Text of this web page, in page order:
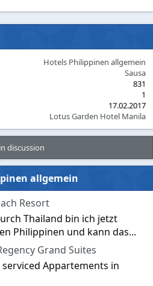
Hotels Philippinen allgemein
Sausa
831
1
17.02.2017
Lotus Garden Hotel Manila
discussion
allgemein
Resort
Thailand bin ich jetzt
Philippinen und kann das...
Grand Suites
Appartements in